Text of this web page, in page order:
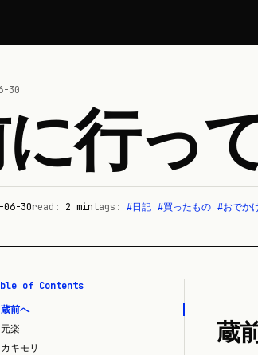
30
行っ
06-30read: 2 mintags: #日記 #買ったもの #おでか
of Contents
蔵前へ
元楽
カキモリ
蔵